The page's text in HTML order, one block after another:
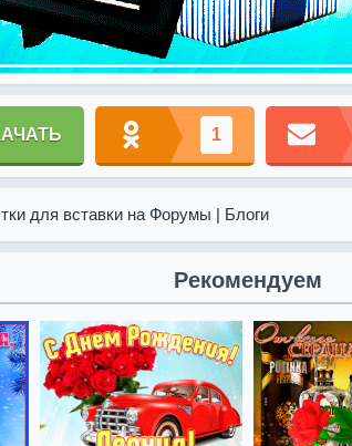
1
для вставки на Форумы | Блоги
Рекомендуем